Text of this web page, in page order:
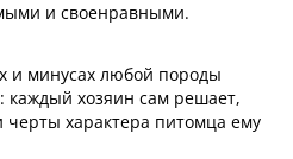
и своенравными.
и минусах любой породы
каждый хозяин сам решает,
черты характера питомца ему